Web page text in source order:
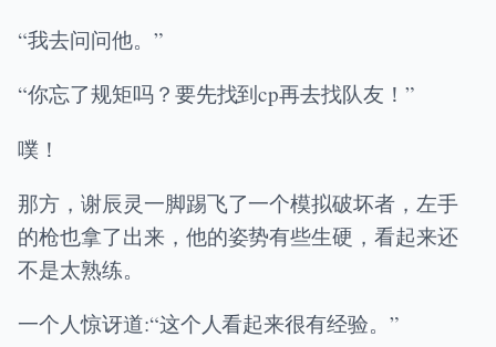
“我去问问他。”
“你忘了规矩吗？要先找到cp再去找队友！”
噗！
那方，谢辰灵一脚踢飞了一个模拟破坏者，左手
的枪也拿了出来，他的姿势有些生硬，看起来还
不是太熟练。
一个人惊讶道:“这个人看起来很有经验。”